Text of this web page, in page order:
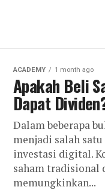
ACADEMY 1 month ago
Apakah Beli
Dapat
Dalam beberapa
menjadi salah
investasi digital.
saham tradisional
memungkinkan...